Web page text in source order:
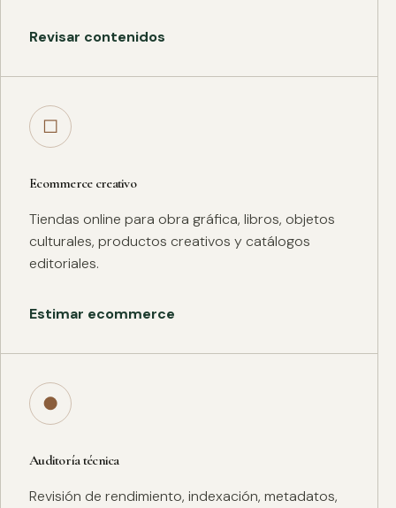
Revisar contenidos
□
Ecommerce creativo
Tiendas online para obra gráfica, libros, objetos
culturales, productos creativos y catálogos
editoriales.
Estimar ecommerce
●
Auditoría técnica
Revisión de rendimiento, indexación, metadatos,